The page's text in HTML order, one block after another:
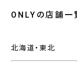
ONLYの店舗一
北海道・東北